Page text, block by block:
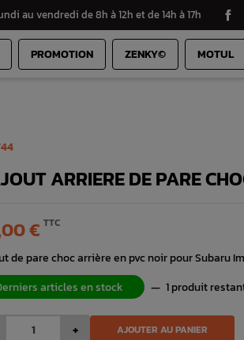
au vendredi de 8h à 12h et de 14h à 17h
PROMOTION ZENKY© MOTUL
ARRIERE DE PARE
€ TTC
de pare choc arrière en pvc noir pour Subaru
articles en stock
— 1 produit
+ AJOUTER AU PANIER